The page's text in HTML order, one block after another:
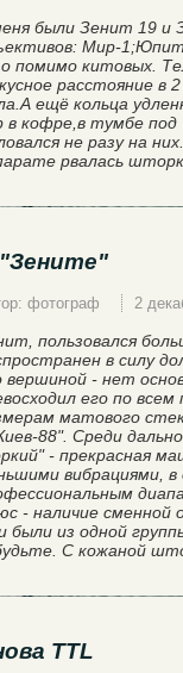
были Зенит 19 и
Мир-
помимо китовых.
расстояние в
ещё кольца
в кофре,в тумбе
не разу на
рвалась
фотограф 2
пользовался
в силу
вершиной - нет
его по
матового
88". Среди
- прекрасная
вибрациями, в
- наличие сменной
были из одной
С кожаной
TTL